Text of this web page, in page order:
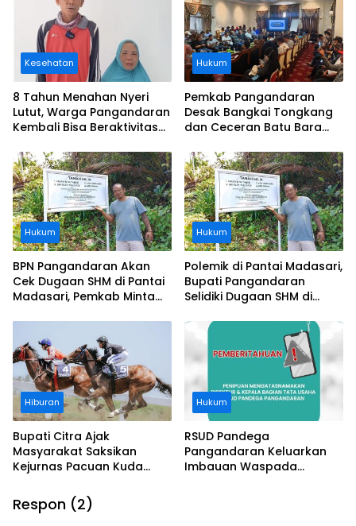
Kesehatan
8 Tahun Menahan Nyeri
Lutut, Warga Pangandaran
Kembali Bisa Beraktivitas
Ditanggung BPJS
Hukum
Pemkab Pangandaran
Desak Bangkai Tongkang
dan Ceceran Batu Bara
Buruknya Koordinasi
Perusahaan
Hukum
BPN Pangandaran Akan
Cek Dugaan SHM di Pantai
Madasari, Pemkab Minta
Hukum
Polemik di Pantai Madasari,
Bupati Pangandaran
Selidiki Dugaan SHM di
Pantai
Hiburan
Bupati Citra Ajak
Masyarakat Saksikan
Kejurnas Pacuan Kuda
Legokjawa
Hukum
RSUD Pandega
Pangandaran Keluarkan
Imbauan Waspada
Respon (2)